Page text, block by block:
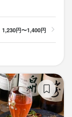
1,230円〜1,400円